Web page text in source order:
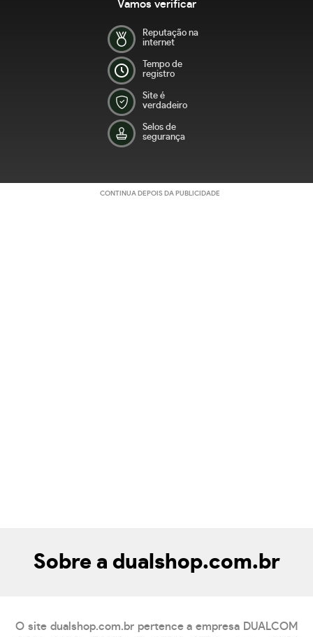
Vamos verificar
Reputação na
internet
Tempo de
registro
Site é
verdadeiro
Selos de
segurança
CONTINUA DEPOIS DA PUBLICIDADE
Sobre a dualshop.com.br
O site dualshop.com.br pertence a empresa DUALCOM